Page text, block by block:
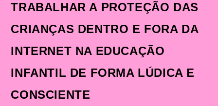
TRABALHAR A PROTEÇÃO DAS
CRIANÇAS DENTRO E FORA DA
INTERNET NA EDUCAÇÃO
INFANTIL DE FORMA LÚDICA E
CONSCIENTE